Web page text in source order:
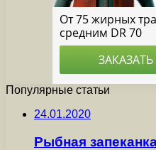
Популярные статьи
24.01.2020
Рыбная